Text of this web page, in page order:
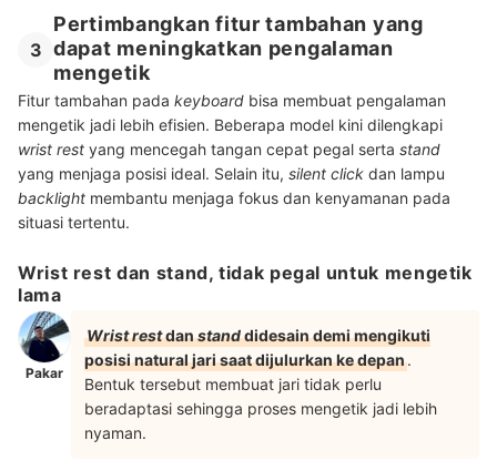
3
Pertimbangkan fitur tambahan yang
dapat meningkatkan pengalaman
mengetik
Fitur tambahan pada keyboard bisa membuat pengalaman
mengetik jadi lebih efisien. Beberapa model kini dilengkapi
wrist rest yang mencegah tangan cepat pegal serta stand
yang menjaga posisi ideal. Selain itu, silent click dan lampu
backlight membantu menjaga fokus dan kenyamanan pada
situasi tertentu.
Wrist rest dan stand, tidak pegal untuk mengetik
lama
Pakar
Wrist restdanstanddidesain demi mengikuti
posisi natural jari saat dijulurkan ke depan.
Bentuk tersebut membuat jari tidak perlu
beradaptasi sehingga proses mengetik jadi lebih
nyaman.